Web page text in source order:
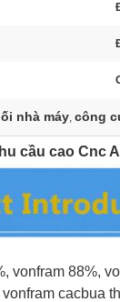
nhà máy, công
cầu cao Cnc
vonfram 88%,
cacbua